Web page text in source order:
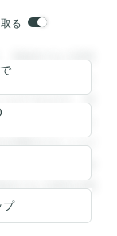
る
登録すると回答
を閲覧すること
ができます。登
録すると回答を
閲覧することが
できます。登録
すると回答を閲
プ